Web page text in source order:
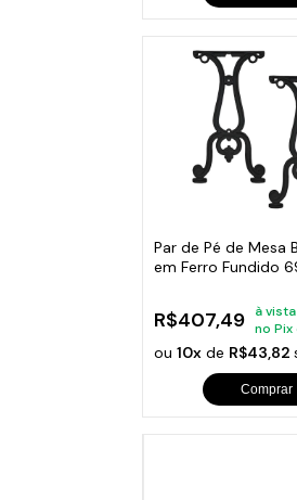
Par de Pé de Mesa
em Ferro Fundido
R$407,49
à vista
no
ou10x de R$43,82
Comprar